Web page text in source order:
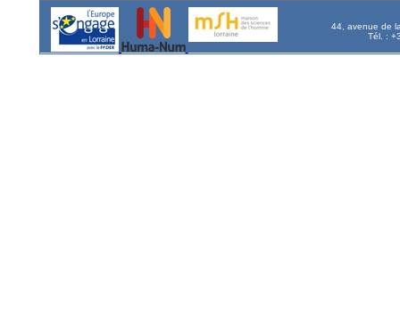
44, avenue de
Tél. :